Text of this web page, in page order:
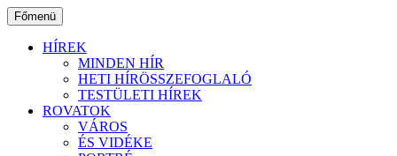
Ugrás
a
tartalomhoz
Főmenü
HÍREK
MINDEN HÍR
HETI HÍRÖSSZEFOGLALÓ
TESTÜLETI HÍREK
ROVATOK
VÁROS
ÉS VIDÉKE